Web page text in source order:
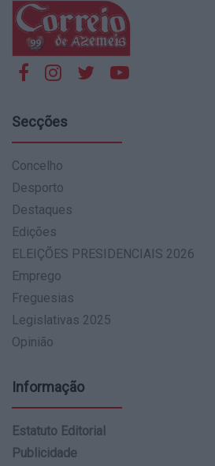
Secções
Concelho
Desporto
Destaques
Edições
ELEIÇÕES PRESIDENCIAIS 2026
Emprego
Freguesias
Legislativas 2025
Opinião
Informação
Estatuto Editorial
Publicidade